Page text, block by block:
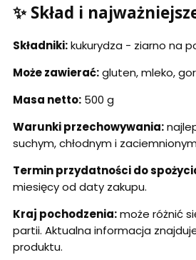
✨ Skład i
Składniki:kukurydza - ziarno na
Może zawierać:gluten, mleko,
Masa netto: 500 g
Warunki przechowywania:
suchym, chłodnym i
Termin przydatności do
miesięcy od daty zakupu.
Kraj pochodzenia:może różnić
partii. Aktualna informacja
produktu.